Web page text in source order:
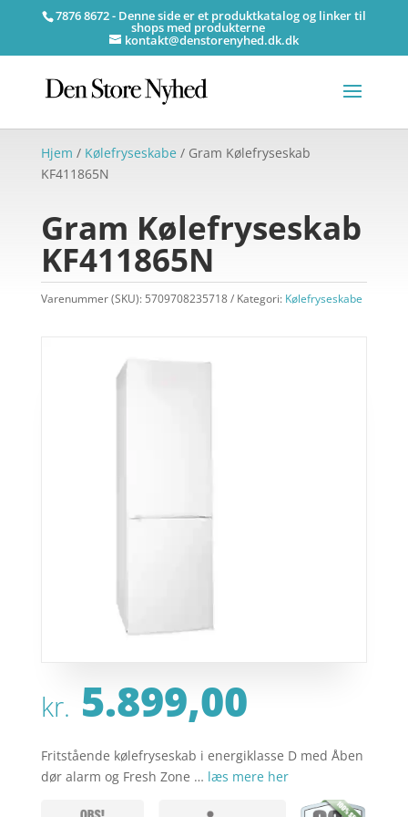
7876 8672 - Denne side er et produktkatalog og linker til
shops med produkterne
kontakt@denstorenyhed.dk.dk
Hjem / Kølefryseskabe / Gram Kølefryseskab
KF411865N
Gram Kølefryseskab
KF411865N
Varenummer (SKU): 5709708235718 Kategori: Kølefryseskabe
kr. 5.899,00
Fritstående kølefryseskab i energiklasse D med Åben
dør alarm og Fresh Zone … læs mere her